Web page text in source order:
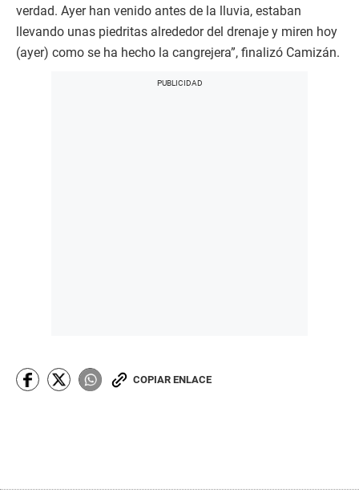
verdad. Ayer han venido antes de la lluvia, estaban
llevando unas piedritas alrededor del drenaje y miren hoy
(ayer) como se ha hecho la cangrejera”, finalizó Camizán.
COPIAR ENLACE